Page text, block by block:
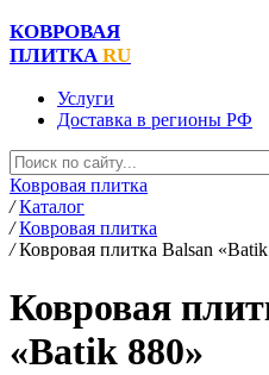
КОВРОВАЯ
ПЛИТКА RU
Услуги
Доставка в регионы РФ
Ковровая плитка
/ Каталог
/ Ковровая плитка
/ Ковровая плитка Balsan
Ковровая
«Batik 880»